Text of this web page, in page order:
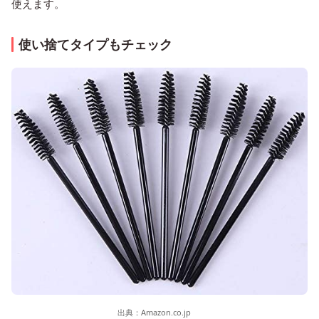
使えます。
使い捨てタイプもチェック
出典： Amazon.co.jp